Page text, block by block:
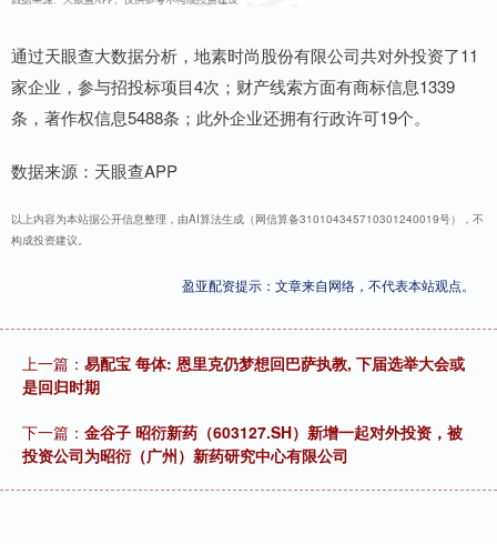
通过天眼查大数据分析，地素时尚股份有限公司共对外投资了11
家企业，参与招投标项目4次；财产线索方面有商标信息1339
条，著作权信息5488条；此外企业还拥有行政许可19个。
数据来源：天眼查APP
以上内容为本站据公开信息整理，由AI算法生成（网信算备310104345710301240019号），不
构成投资建议。
盈亚配资提示：文章来自网络，不代表本站观点。
上一篇： 易配宝 每体: 恩里克仍梦想回巴萨执教, 下届选举大会或
是回归时期
下一篇： 金谷子 昭衍新药（603127.SH）新增一起对外投资，被
投资公司为昭衍（广州）新药研究中心有限公司